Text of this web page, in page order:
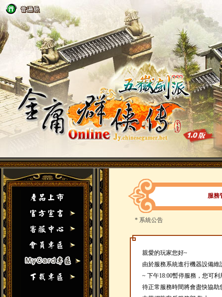
服務
* 系統公告
親愛的玩家您好~
由於服務系統進行機器設備維
~ 下午18:00暫停服務，您可
待正常服務時間將會盡快協